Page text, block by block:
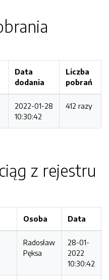
Data
dodania
Liczba
pobrań
2022-01-28
10:30:42
412 razy
z rejestru
Osoba Data
Radosław
Pęksa
28-01-
2022
10:30:42